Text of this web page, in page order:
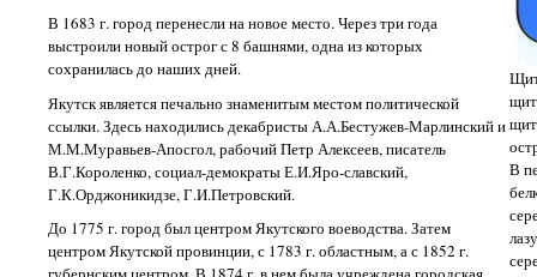
В 1683 г. город перенесли на новое место. Через три года
выстроили новый острог с 8 башнями, одна из которых
сохранилась до наших дней.
Якутск является печально знаменитым местом политической
ссылки. Здесь находились декабристы А.А.Бестужев-Марлинский и
М.М.Муравьев-Апосгол, рабочий Петр Алексеев, писатель
В.Г.Короленко, социал-демократы Е.И.Яро-славский,
Г.К.Орджоникидзе, Г.И.Петровский.
До 1775 г. город был центром Якутского воеводства. Затем
центром Якутской провинции, с 1783 г. областным, а с 1852 г.
В